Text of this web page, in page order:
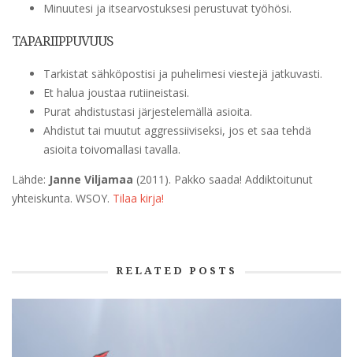
Minuutesi ja itsearvostuksesi perustuvat työhösi.
TAPARIIPPUVUUS
Tarkistat sähköpostisi ja puhelimesi viestejä jatkuvasti.
Et halua joustaa rutiineistasi.
Purat ahdistustasi järjestelemällä asioita.
Ahdistut tai muutut aggressiiviseksi, jos et saa tehdä
asioita toivomallasi tavalla.
Lähde: Janne Viljamaa (2011). Pakko saada! Addiktoitunut
yhteiskunta. WSOY. Tilaa kirja!
RELATED POSTS